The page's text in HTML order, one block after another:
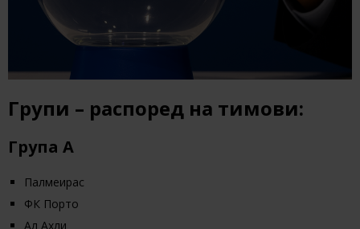
Групи – распоред на тимови:
Група А
Палмеирас
ФК Порто
Ал Ахли